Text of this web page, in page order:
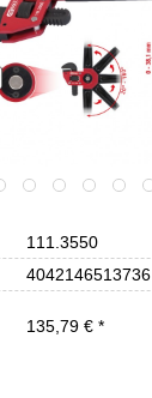
111.3550
4042146513736
135,79 € *